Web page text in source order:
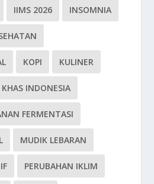
IIMS 2026 INSOMNIA
KOPI KULINER
INDONESIA
FERMENTASI
MUDIK LEBARAN
PERUBAHAN IKLIM